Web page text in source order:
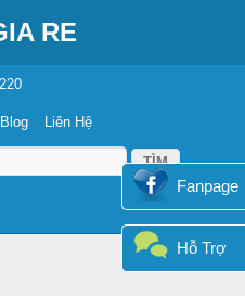
RE
Fanpage
Hỗ Trợ
Blog Liên Hệ